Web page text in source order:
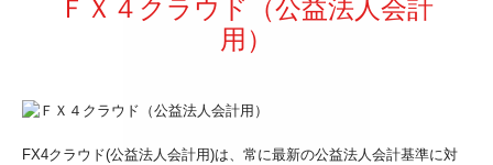
ＦＸ４クラウド（公益法人会計
用）
FX4クラウド(公益法人会計用)は、常に最新の公益法人会計基準に対